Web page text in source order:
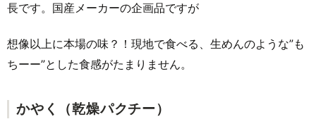
長です。国産メーカーの企画品ですが
想像以上に本場の味？！現地で食べる、生めんのような”も
ちーー”とした食感がたまりません。
かやく（乾燥パクチー）